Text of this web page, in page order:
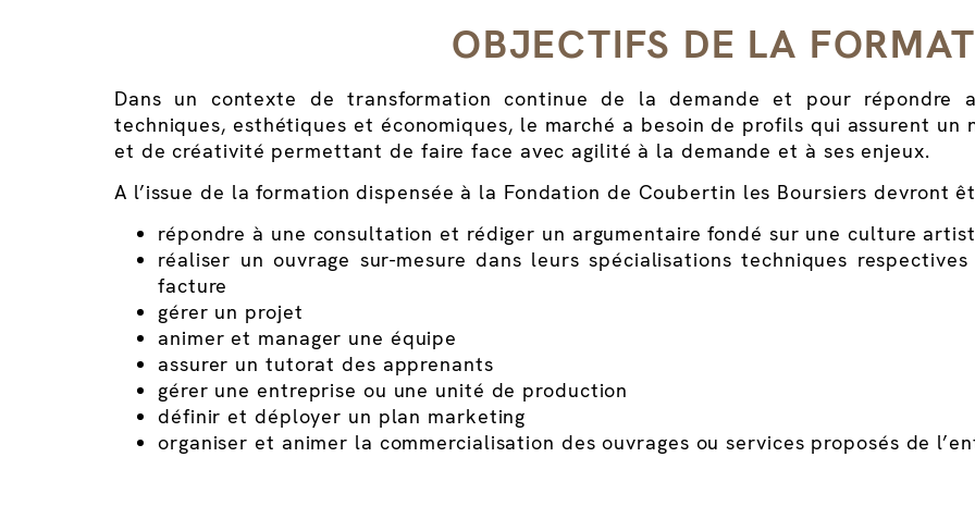
OBJECTIFS DE LA
Dans un contexte de transformation continue de la demande et pour répondre
techniques, esthétiques et économiques, le marché a besoin de profils qui assurent un
et de créativité permettant de faire face avec agilité à la demande et à ses enjeux.
A l’issue de la formation dispensée à la Fondation de Coubertin les Boursiers devront
répondre à une consultation et rédiger un argumentaire fondé sur une culture
réaliser un ouvrage sur-mesure dans leurs spécialisations techniques
facture
gérer un projet
animer et manager une équipe
assurer un tutorat des apprenants
gérer une entreprise ou une unité de production
définir et déployer un plan marketing
organiser et animer la commercialisation des ouvrages ou services proposés de